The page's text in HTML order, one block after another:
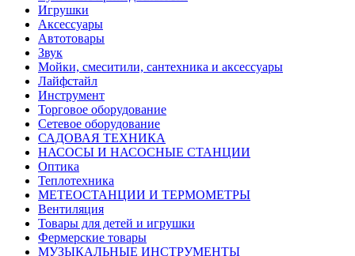
Игрушки
Аксессуары
Автотовары
Звук
Мойки, смеситили, сантехника и аксессуары
Лайфстайл
Инструмент
Торговое оборудование
Сетевое оборудование
САДОВАЯ ТЕХНИКА
НАСОСЫ И НАСОСНЫЕ СТАНЦИИ
Оптика
Теплотехника
МЕТЕОСТАНЦИИ И ТЕРМОМЕТРЫ
Вентиляция
Товары для детей и игрушки
Фермерские товары
МУЗЫКАЛЬНЫЕ ИНСТРУМЕНТЫ